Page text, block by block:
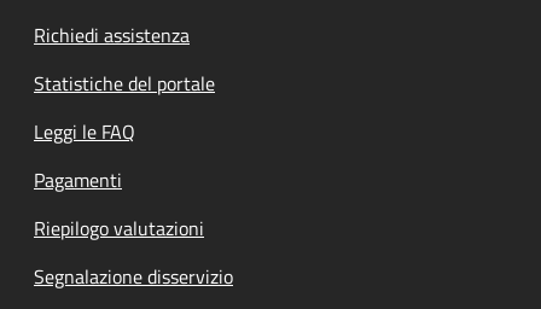
Richiedi assistenza
Statistiche del portale
Leggi le FAQ
Pagamenti
Riepilogo valutazioni
Segnalazione disservizio